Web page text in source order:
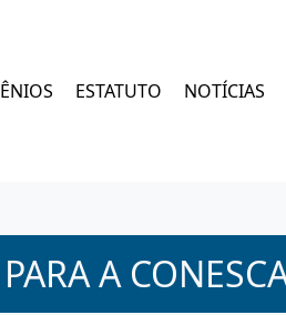
ESTATUTO NOTÍCIAS
A